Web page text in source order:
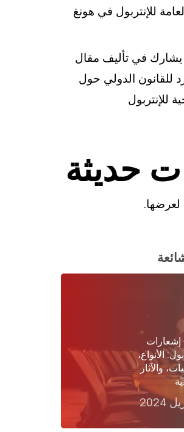
للإنتربول في هونغ
في تأليف مقال
للقانون الدولي حول
للإنتربول
حديثة
لعرضها.
الأنواع،
والآثار